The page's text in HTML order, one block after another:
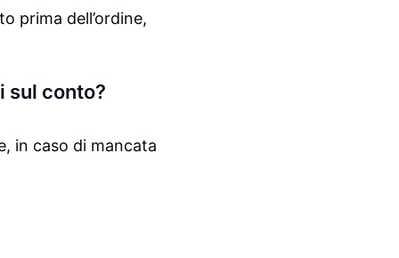
prima dell’ordine,
sul conto?
in caso di mancata